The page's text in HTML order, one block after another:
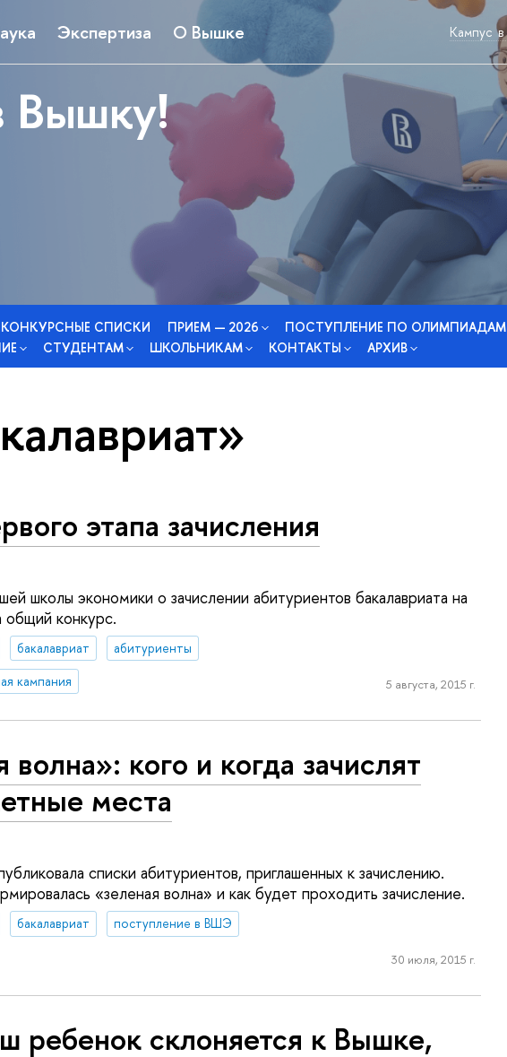
Экспертиза О Вышке Кампус в
Вышку!
КОНКУРСНЫЕ СПИСКИ ПРИЕМ — 2026 ПОСТУПЛЕНИЕ ПО ОЛИМПИАДАМ
СТУДЕНТАМ ШКОЛЬНИКАМ КОНТАКТЫ АРХИВ
этапа зачисления
школы экономики о зачислении абитуриентов бакалавриата на
общий конкурс.
бакалавриат
абитуриенты
кампания 5 августа, 2015 г.
волна»: кого и когда зачислят
места
списки абитуриентов, приглашенных к зачислению.
«зеленая волна» и как будет проходить зачисление.
бакалавриат
поступление в ВШЭ
30 июля, 2015 г.
ребенок склоняется к Вышке,